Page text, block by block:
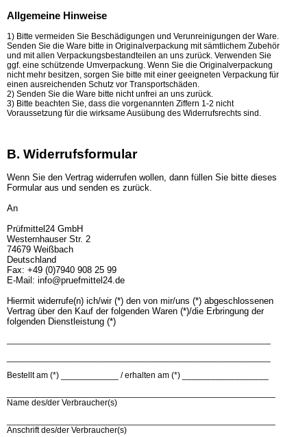
Allgemeine Hinweise
1) Bitte vermeiden Sie Beschädigungen und Verunreinigungen der Ware.
Senden Sie die Ware bitte in Originalverpackung mit sämtlichem Zubehör
und mit allen Verpackungsbestandteilen an uns zurück. Verwenden Sie
ggf. eine schützende Umverpackung. Wenn Sie die Originalverpackung
nicht mehr besitzen, sorgen Sie bitte mit einer geeigneten Verpackung für
einen ausreichenden Schutz vor Transportschäden.
2) Senden Sie die Ware bitte nicht unfrei an uns zurück.
3) Bitte beachten Sie, dass die vorgenannten Ziffern 1-2 nicht
Voraussetzung für die wirksame Ausübung des Widerrufsrechts sind.
B. Widerrufsformular
Wenn Sie den Vertrag widerrufen wollen, dann füllen Sie bitte dieses
Formular aus und senden es zurück.
An
Prüfmittel24 GmbH
Westernhauser Str. 2
74679 Weißbach
Deutschland
Fax: +49 (0)7940 908 25 99
E-Mail: info@pruefmittel24.de
Hiermit widerrufe(n) ich/wir (*) den von mir/uns (*) abgeschlossenen
Vertrag über den Kauf der folgenden Waren (*)/die Erbringung der
folgenden Dienstleistung (*)
Bestellt am (*) ____________ / erhalten am (*) __________________
Name des/der Verbraucher(s)
Anschrift des/der Verbraucher(s)